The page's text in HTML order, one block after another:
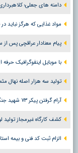
دامنه های جعلی؛
مواد غذایی که هرگز نباید
پیام معنادار عراقچی پس
با موبایل اینفوگرافیک
تولید سه هزار اصله نهال
آرام گرفتن پیکر ۷۳ شهید جنگ تحمیلی در جوار امامزادگان استان البرز
کشف کارگاه غیرمجاز تولید
الزام ثبت کد فنی و بیمه